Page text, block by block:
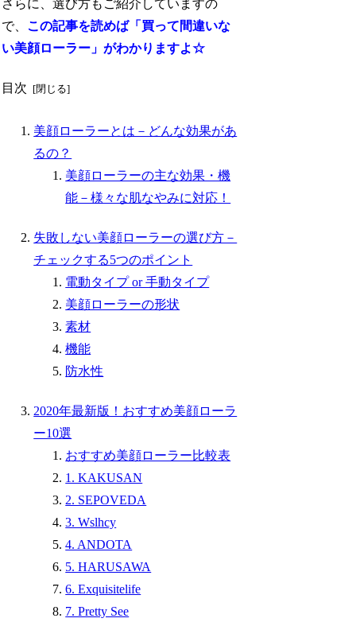
さらに、選び方もご紹介していますの
で、 この記事を読めば「買って間違いな
い美顔ローラー」がわかりますよ☆
目次
美顔ローラーとは－どんな効果があ
るの？
美顔ローラーの主な効果・機
能－様々な肌なやみに対応！
失敗しない美顔ローラーの選び方－
チェックする5つのポイント
電動タイプ or 手動タイプ
美顔ローラーの形状
素材
機能
防水性
2020年最新版！おすすめ美顔ローラ
ー10選
おすすめ美顔ローラー比較表
1. KAKUSAN
2. SEPOVEDA
3. Wslhcy
4. ANDOTA
5. HARUSAWA
6. Exquisitelife
7. Pretty See